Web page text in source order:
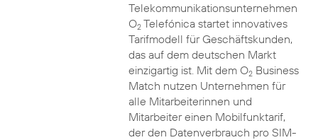
Telekommunikationsunternehmen
O2Telefónica startet innovatives
Tarifmodell für Geschäftskunden,
das auf dem deutschen Markt
einzigartig ist. Mit dem O2Business
Match nutzen Unternehmen für
alle Mitarbeiterinnen und
Mitarbeiter einen Mobilfunktarif,
der den Datenverbrauch pro SIM-